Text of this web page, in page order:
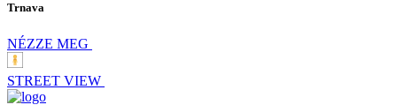
Trnava
NÉZZE MEG
STREET VIEW